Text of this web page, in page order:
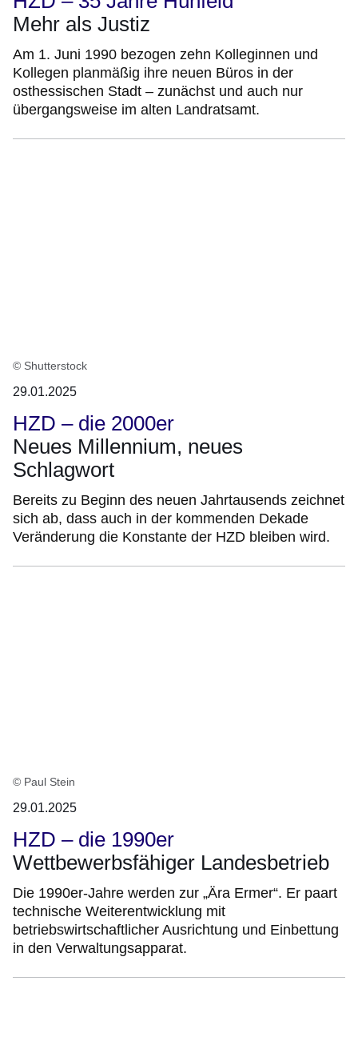
Mehr als Justiz
Am 1. Juni 1990 bezogen zehn Kolleginnen und
Kollegen planmäßig ihre neuen Büros in der
osthessischen Stadt – zunächst und auch nur
übergangsweise im alten Landratsamt.
© Shutterstock
29.01.2025
HZD – die 2000er
Neues Millennium, neues
Schlagwort
Bereits zu Beginn des neuen Jahrtausends zeichnet
sich ab, dass auch in der kommenden Dekade
Veränderung die Konstante der HZD bleiben wird.
© Paul Stein
29.01.2025
HZD – die 1990er
Wettbewerbsfähiger Landesbetrieb
Die 1990er-Jahre werden zur „Ära Ermer“. Er paart
technische Weiterentwicklung mit
betriebswirtschaftlicher Ausrichtung und Einbettung
in den Verwaltungsapparat.